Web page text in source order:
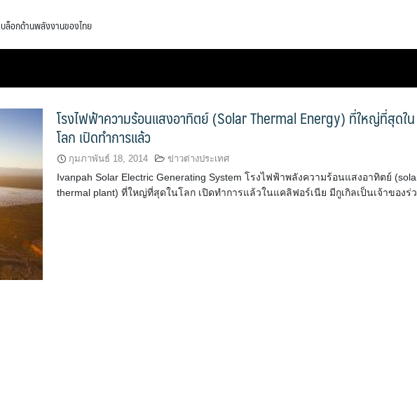
บล็อกด้านพลังงานของไทย
โรงไฟฟ้าความร้อนแสงอาทิตย์ (Solar Thermal Energy) ที่ใหญ่ที่สุดใน
โลก เปิดทำการแล้ว
กุมภาพันธ์ 18, 2014 ข่าวต่างประเทศ
Ivanpah Solar Electric Generating System โรงไฟฟ้าพลังความร้อนแสงอาทิตย์
thermal plant) ที่ใหญ่ที่สุดในโลก เปิดทำการแล้วในแคลิฟอร์เนีย มีกูเกิลเป็นเจ้าของร่